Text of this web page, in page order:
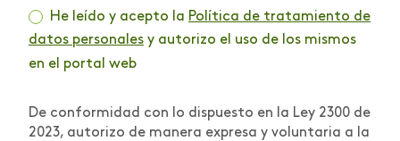
He leído y acepto la Política de tratamiento de
datos personales y autorizo el uso de los mismos
en el portal web
De conformidad con lo dispuesto en la Ley 2300 de
2023, autorizo de manera expresa y voluntaria a la